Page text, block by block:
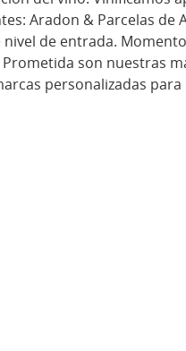
Aradon & Parcelas
de entrada.
Prometida son nuestras
personalizadas